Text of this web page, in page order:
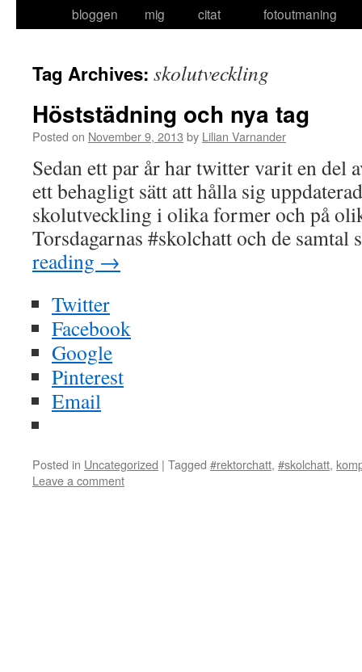
bloggen
mig
citat
fotoutmaning
Tag Archives: skolutveckling
Höststädning och nya tag
Posted on November 9, 2013 by Lilian Varnander
Sedan ett par år har twitter varit en del
ett behagligt sätt att hålla sig
skolutveckling i olika former och på
Torsdagarnas #skolchatt och de
reading →
Twitter
Facebook
Google
Pinterest
Email
Posted in Uncategorized | Tagged #rektorchatt, #skolchatt,
Leave a comment